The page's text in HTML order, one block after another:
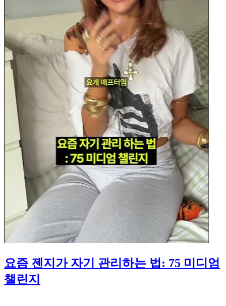
요즘 젠지가 자기 관리하는 법: 75 미디엄
챌린지